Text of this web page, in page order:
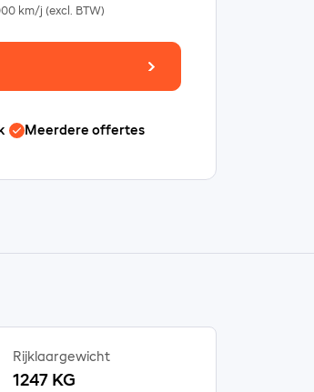
km/j (excl. BTW)
Meerdere offertes
Rijklaargewicht
1247 KG